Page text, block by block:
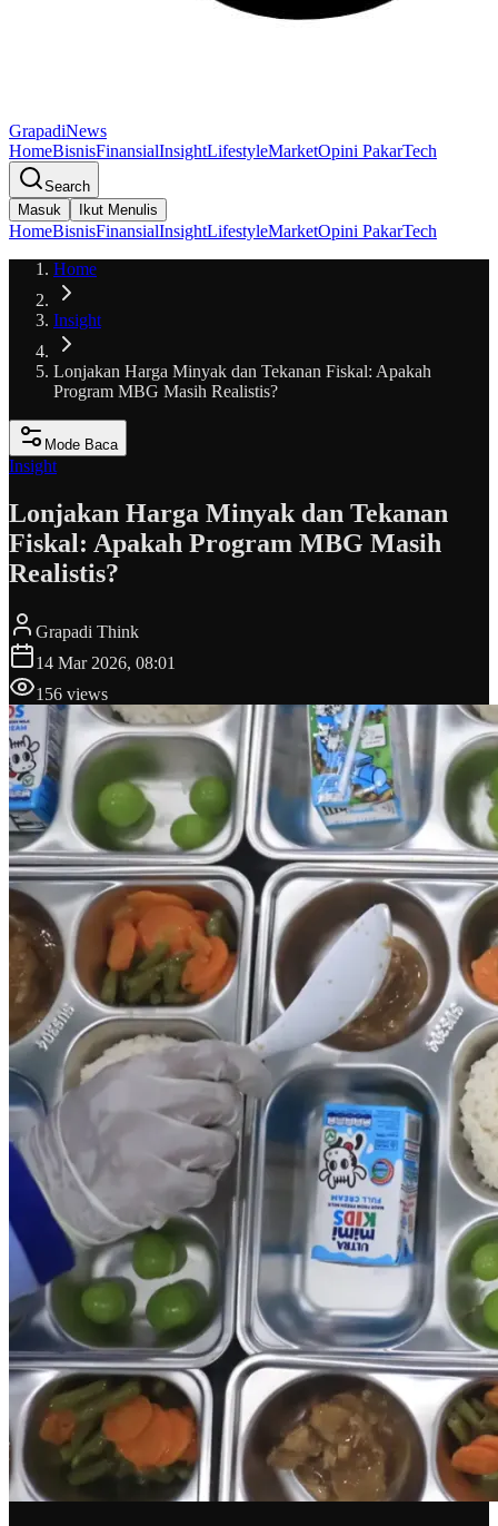
GrapadiNews
HomeBisnisFinansialInsightLifestyleMarketOpini PakarTech
Search
Masuk
Ikut Menulis
HomeBisnisFinansialInsightLifestyleMarketOpini PakarTech
Home
Insight
Lonjakan Harga Minyak dan Tekanan Fiskal: Apakah
Program MBG Masih Realistis?
Mode Baca
Insight
Lonjakan Harga Minyak dan Tekanan
Fiskal: Apakah Program MBG Masih
Realistis?
Grapadi Think
14 Mar 2026, 08:01
156 views